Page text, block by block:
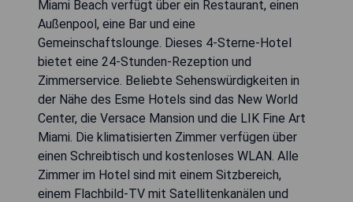
Miami Beach verfügt über ein Restaurant, einen
Außenpool, eine Bar und eine
Gemeinschaftslounge. Dieses 4-Sterne-Hotel
bietet eine 24-Stunden-Rezeption und
Zimmerservice. Beliebte Sehenswürdigkeiten in
der Nähe des Esme Hotels sind das New World
Center, die Versace Mansion und die LIK Fine Art
Miami. Die klimatisierten Zimmer verfügen über
einen Schreibtisch und kostenloses WLAN. Alle
Zimmer im Hotel sind mit einem Sitzbereich,
einem Flachbild-TV mit Satellitenkanälen und